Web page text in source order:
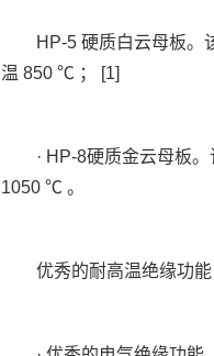
HP-5 硬质白云母板。该
温 850 ℃ ； [1]
· HP-8硬质金云母板。
1050 ℃ 。
优秀的耐高温绝缘功能